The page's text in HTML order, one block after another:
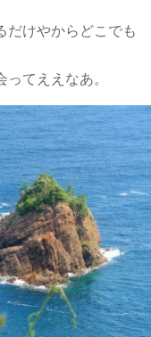
だけやからどこでも
てええなあ。